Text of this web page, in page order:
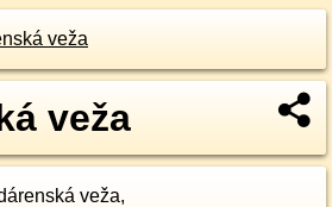
veža
veža
veža,